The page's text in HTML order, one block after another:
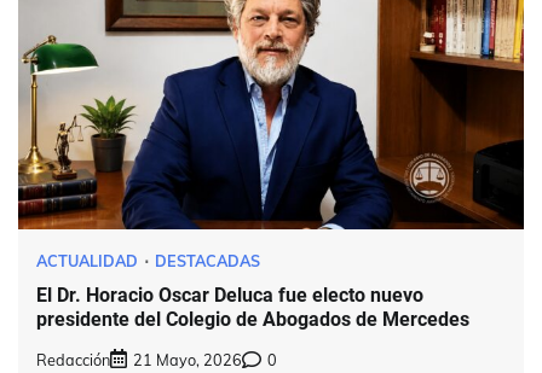
ACTUALIDAD DESTACADAS
El Dr. Horacio Oscar Deluca fue electo nuevo
presidente del Colegio de Abogados de Mercedes
Redacción 21 Mayo, 2026 0